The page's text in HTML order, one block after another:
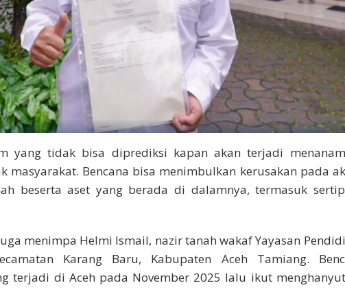
yang tidak bisa diprediksi kapan akan terjadi
masyarakat. Bencana bisa menimbulkan kerusakan pada
beserta aset yang berada di dalamnya, termasuk
menimpa Helmi Ismail, nazir tanah wakaf Yayasan
Karang Baru, Kabupaten Aceh Tamiang.
terjadi di Aceh pada November 2025 lalu ikut